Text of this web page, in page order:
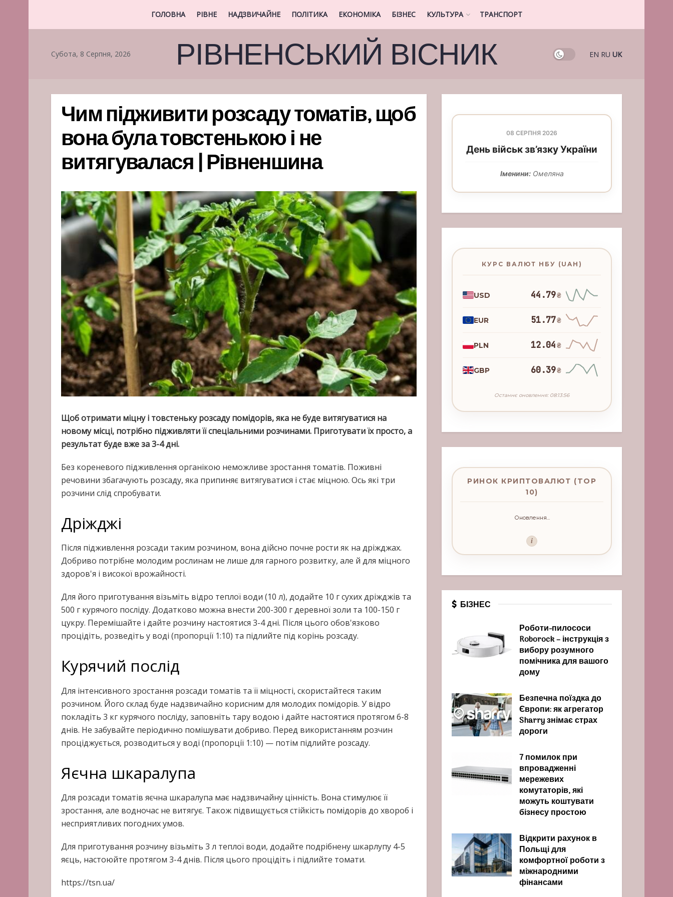
ГОЛОВНА РІВНЕ НАДЗВИЧАЙНЕ ПОЛІТИКА ЕКОНОМІКА БІЗНЕС КУЛЬТУРА ТРАНСПОРТ
Субота, 8 Серпня, 2026 РІВНЕНСЬКИЙ ВІСНИК EN RU UK
Чим підживити розсаду томатів, щоб
вона була товстенькою і не
витягувалася | Рівненшина
Щоб отримати міцну і товстеньку розсаду помідорів, яка не буде витягуватися на
новому місці, потрібно підживляти її спеціальними розчинами. Приготувати їх просто, а
результат буде вже за 3-4 дні.
Без кореневого підживлення органікою неможливе зростання томатів. Поживні
речовини збагачують розсаду, яка припиняє витягуватися і стає міцною. Ось які три
розчини слід спробувати.
Дріжджі
Після підживлення розсади таким розчином, вона дійсно почне рости як на дріжджах.
Добриво потрібне молодим рослинам не лише для гарного розвитку, але й для міцного
здоров'я і високої врожайності.
Для його приготування візьміть відро теплої води (10 л), додайте 10 г сухих дріжджів та
500 г курячого посліду. Додатково можна внести 200-300 г деревної золи та 100-150 г
цукру. Перемішайте і дайте розчину настоятися 3-4 дні. Після цього обов'язково
процідіть, розведіть у воді (пропорції 1:10) та підлийте під корінь розсаду.
Курячий послід
Для інтенсивного зростання розсади томатів та її міцності, скористайтеся таким
розчином. Його склад буде надзвичайно корисним для молодих помідорів. У відро
покладіть 3 кг курячого посліду, заповніть тару водою і дайте настоятися протягом 6-8
днів. Не забувайте періодично помішувати добриво. Перед використанням розчин
проціджується, розводиться у воді (пропорції 1:10) — потім підлийте розсаду.
Яєчна шкаралупа
Для розсади томатів яєчна шкаралупа має надзвичайну цінність. Вона стимулює її
зростання, але водночас не витягує. Також підвищується стійкість помідорів до хвороб і
несприятливих погодних умов.
Для приготування розчину візьміть 3 л теплої води, додайте подрібнену шкарлупу 4-5
яєць, настоюйте протягом 3-4 днів. Після цього процідіть і підлийте томати.
https://tsn.ua/
08 СЕРПНЯ 2026
День військ зв’язку України
Іменини:Омеляна
КУРС ВАЛЮТ НБУ (UAH)
USD 44.79₴
EUR 51.77₴
PLN 12.04₴
GBP 60.39₴
Останнє оновлення: 08:13:56
РИНОК КРИПТОВАЛЮТ (TOP
10)
Оновлення...
i
БІЗНЕС
Роботи-пилососи
Roborock – інструкція з
вибору розумного
помічника для вашого
дому
Безпечна поїздка до
Європи: як агрегатор
Sharry знімає страх
дороги
7 помилок при
впровадженні
мережевих
комутаторів, які
можуть коштувати
бізнесу простою
Відкрити рахунок в
Польщі для
комфортної роботи з
міжнародними
фінансами